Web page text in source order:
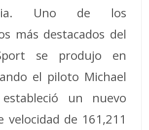
Uno de los
más destacados del
Sport se produjo en
el piloto Michael
un nuevo
velocidad de 161,211